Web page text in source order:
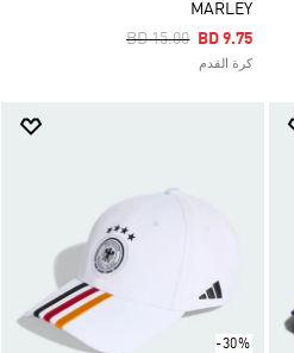
MARLEY
Price Reduced From
BD 15.00ToBD 9.75
كرة القدم
-30%